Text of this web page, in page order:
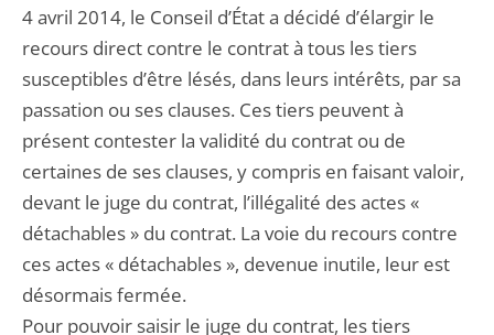
4 avril 2014, le Conseil d’État a décidé d’élargir le
recours direct contre le contrat à tous les tiers
susceptibles d’être lésés, dans leurs intérêts, par sa
passation ou ses clauses. Ces tiers peuvent à
présent contester la validité du contrat ou de
certaines de ses clauses, y compris en faisant valoir,
devant le juge du contrat, l’illégalité des actes «
détachables » du contrat. La voie du recours contre
ces actes « détachables », devenue inutile, leur est
désormais fermée.
Pour pouvoir saisir le juge du contrat, les tiers